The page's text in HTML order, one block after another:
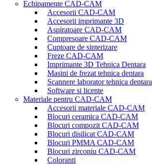
Echipamente CAD-CAM
Accesorii CAD-CAM
Accesorii imprimante 3D
Aspiratoare CAD-CAM
Compresoare CAD-CAM
Cuptoare de sinterizare
Freze CAD-CAM
Imprimante 3D Tehnica Dentara
Masini de frezat tehnica dentara
Scannere laborator tehnica dentara
Software si licente
Materiale pentru CAD-CAM
Accesorii materiale CAD-CAM
Blocuri ceramica CAD-CAM
Blocuri compozit CAD-CAM
Blocuri disilicat CAD-CAM
Blocuri PMMA CAD-CAM
Blocuri zirconiu CAD-CAM
Coloranti